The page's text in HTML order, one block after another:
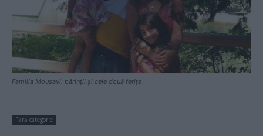
Familia Mousavi: părinții și cele două fetițe
Fără categorie